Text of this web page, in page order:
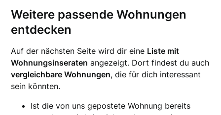
Weitere passende Wohnungen
entdecken
Auf der nächsten Seite wird dir eine Liste mit
Wohnungsinseraten angezeigt. Dort findest du auch
vergleichbare Wohnungen, die für dich interessant
sein könnten.
Ist die von uns gepostete Wohnung bereits